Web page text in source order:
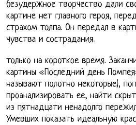
безудержное творчество дали
картине нет главного героя,
страхом толпа. Он передал в
чувства и сострадания.
только на короткое время.
картины «Последний день
называют полотно некоторые),
проанализировать ее, найти
из пятнадцати ненадолго
Умевших показать идеальную